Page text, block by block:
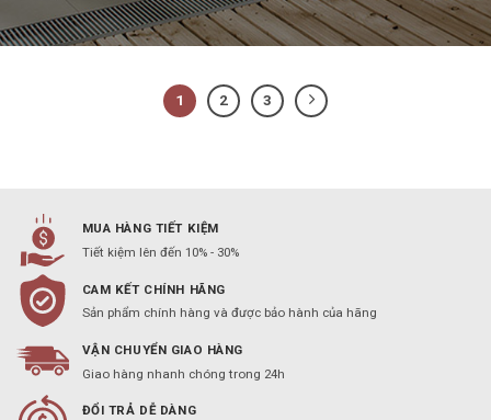
1 2 3
MUA HÀNG TIẾT KIỆM
Tiết kiệm lên đến 10% - 30%
CAM KẾT CHÍNH HÃNG
Sản phẩm chính hàng và được bảo hành của hãng
VẬN CHUYỂN GIAO HÀNG
Giao hàng nhanh chóng trong 24h
ĐỔI TRẢ DỄ DÀNG